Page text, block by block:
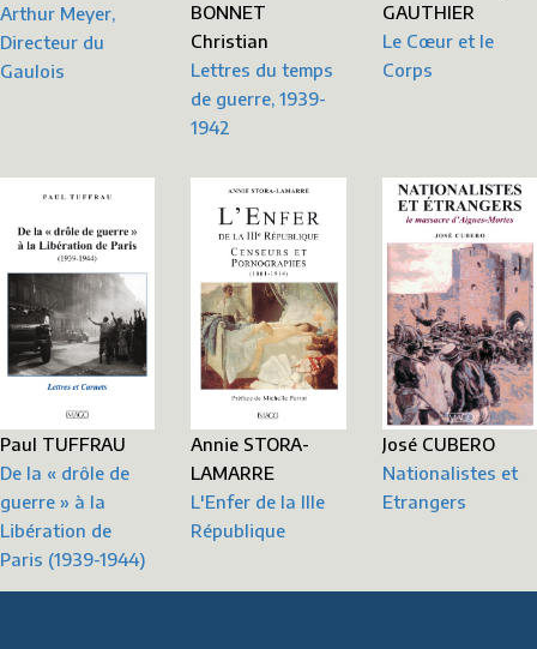
Arthur Meyer,
Directeur du
Gaulois
BONNET
Christian
Lettres du temps
de guerre, 1939-
1942
GAUTHIER
Le Cœur et le
Corps
Paul TUFFRAU
De la « drôle de
guerre » à la
Libération de
Paris (1939-1944)
Annie STORA-
LAMARRE
L'Enfer de la IIIe
République
José CUBERO
Nationalistes et
Etrangers